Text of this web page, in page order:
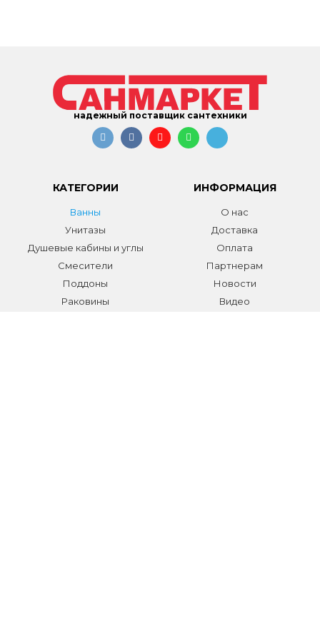
надежный поставщик сантехники
КАТЕГОРИИ
Ванны
Унитазы
Душевые кабины и углы
Смесители
Поддоны
Раковины
ИНФОРМАЦИЯ
О нас
Доставка
Оплата
Партнерам
Новости
Видео